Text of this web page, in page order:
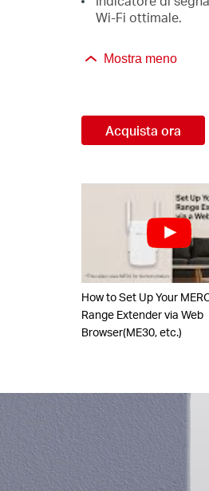
Wi-Fi ottimale.
Mostra meno
Acquista ora
How to Set Up Your
Range Extender via Web
Browser(ME30, etc.)